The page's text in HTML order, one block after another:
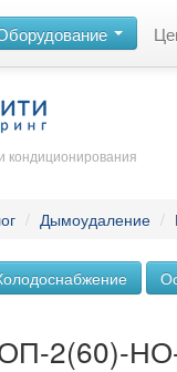
кондиционирования
/ Дымоудаление /
2(60)-